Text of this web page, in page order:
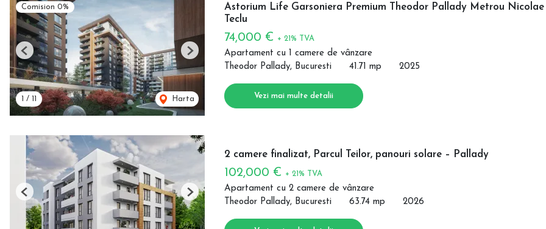
Comision 0%
1 / 11 Harta
Previous Next
Astorium Life Garsoniera Premium Theodor Pallady Metrou Nicolae
Teclu
74,000 € + 21% TVA
Apartament cu 1 camere de vânzare
Theodor Pallady, Bucuresti
41.71 mp 2025
Vezi mai multe detalii
Previous Next
2 camere finalizat, Parcul Teilor, panouri solare – Pallady
102,000 € + 21% TVA
Apartament cu 2 camere de vânzare
Theodor Pallady, Bucuresti
63.74 mp 2026